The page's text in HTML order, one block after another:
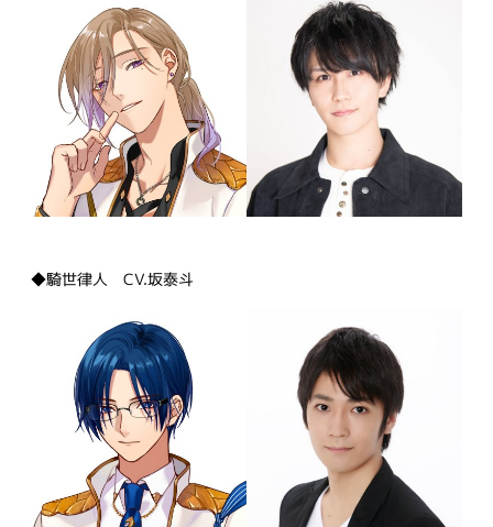
◆騎世律人 CV.坂泰斗